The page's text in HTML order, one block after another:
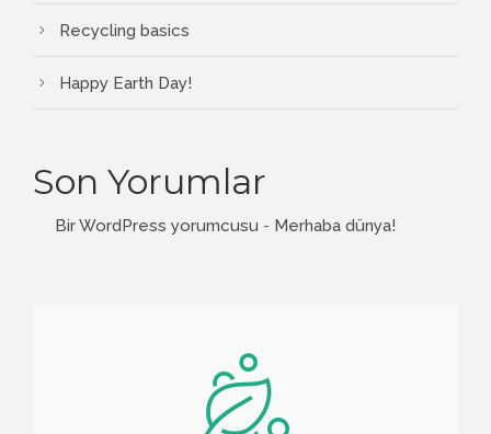
Recycling basics
Happy Earth Day!
Son Yorumlar
Bir WordPress yorumcusu - Merhaba dünya!